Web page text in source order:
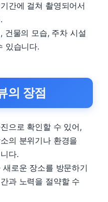
간에 걸쳐 촬영되어서
건물의 모습, 주차 시설
있습니다.
의 장점
으로 확인할 수 있어,
의 분위기나 환경을
다.
로운 장소를 방문하기
과 노력을 절약할 수